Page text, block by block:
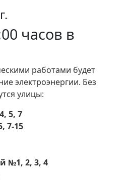
часов в
работами будет
электроэнергии. Без
улицы:
5, 7
7-15
№1, 2, 3, 4